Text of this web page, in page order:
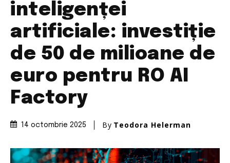
inteligenței
artificiale: investiție
de 50 de milioane de
euro pentru RO AI
Factory
14 octombrie 2025 By Teodora Helerman